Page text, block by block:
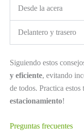
Desde la acera
Delantero y trasero
Siguiendo estos
y eficiente, evitando
de todos. Practica
estacionamiento!
Preguntas frecuentes